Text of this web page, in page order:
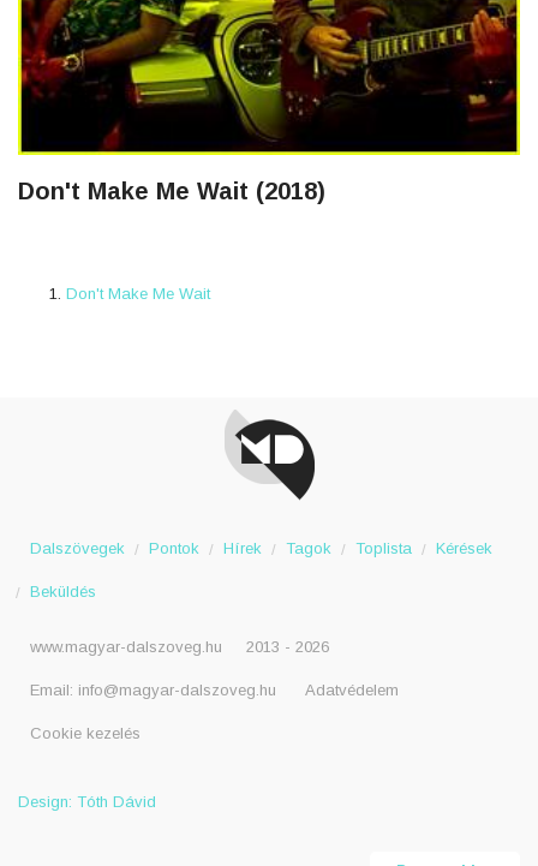
Don't Make Me Wait (2018)
Don't Make Me Wait
Dalszövegek Pontok Hírek Tagok Toplista Kérések
Beküldés
www.magyar-dalszoveg.hu 2013 - 2026
Email: info@magyar-dalszoveg.hu Adatvédelem
Cookie kezelés
Design: Tóth Dávid